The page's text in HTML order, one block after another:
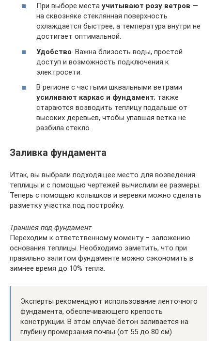
При выборе места учитывают розу ветров —
на сквозняке стеклянная поверхность
охлаждается быстрее, а температура внутри не
достигает оптимальной.
Удобство. Важна близость воды, простой
доступ и возможность подключения к
электросети.
В регионе с частыми шквальными ветрами
усиливают каркас и фундамент; также
стараются возводить теплицу подальше от
высоких деревьев, чтобы упавшая ветка не
разбила стекло.
Заливка фундамента
Итак, вы выбрали подходящее место для возведения
теплицы и с помощью чертежей вычислили ее размеры.
Теперь с помощью колышков и веревки можно сделать
разметку участка под постройку.
Траншея под фундамент
Переходим к ответственному моменту – заложению
основания теплицы. Необходимо заметить, что при
правильно залитом фундаменте можно сэкономить в
зимнее время до 10% тепла.
Эксперты рекомендуют использование ленточного
фундамента, обеспечивающего крепость
конструкции. В этом случае бетон заливается на
глубину промерзания почвы (от 55 до 80 см).